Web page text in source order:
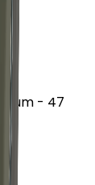
- 47